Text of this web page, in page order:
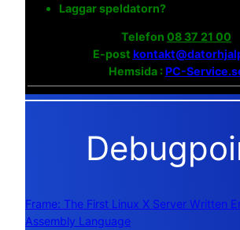
Laggar speldatorn?
Telefon 08 37 21 00
E-post
Hemsida :PC-
Frame: The First Linux X Server Written
Assembly Language